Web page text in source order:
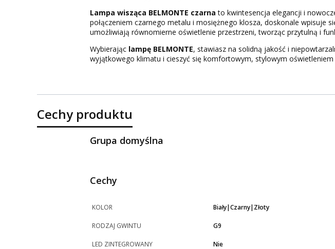
Lampa wisząca BELMONTE czarna to kwintesencja elegancji i
połączeniem czarnego metalu i mosiężnego klosza, doskonale wpisuje
umożliwiają równomierne oświetlenie przestrzeni, tworząc przytulną i
Wybierając lampę BELMONTE, stawiasz na solidną jakość i
wyjątkowego klimatu i cieszyć się komfortowym, stylowym oświetleniem
Cechy produktu
Grupa domyślna
Cechy
KOLOR Biały|Czarny|Złoty
RODZAJ GWINTU G9
LED ZINTEGROWANY Nie